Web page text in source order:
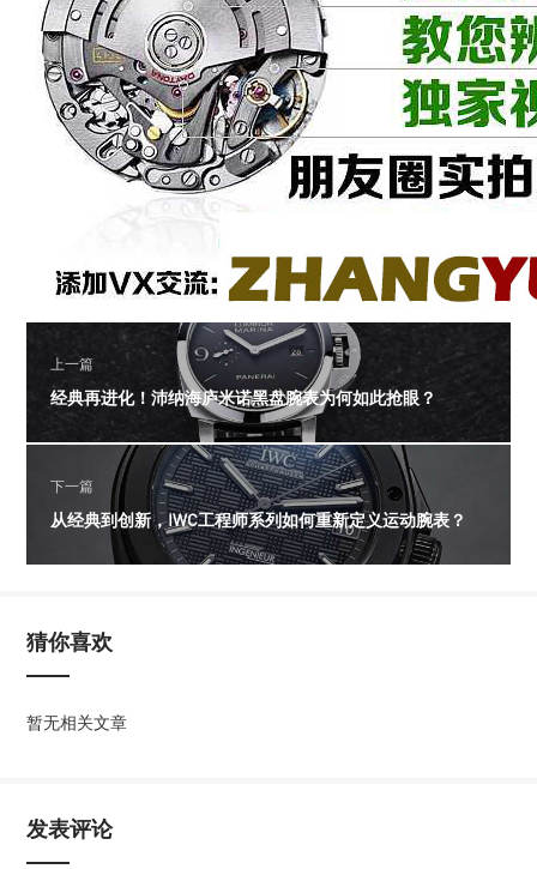
上一篇
经典再进化！沛纳海庐米诺黑盘腕表为何如此抢眼？
下一篇
从经典到创新，IWC工程师系列如何重新定义运动腕表？
猜你喜欢
暂无相关文章
发表评论